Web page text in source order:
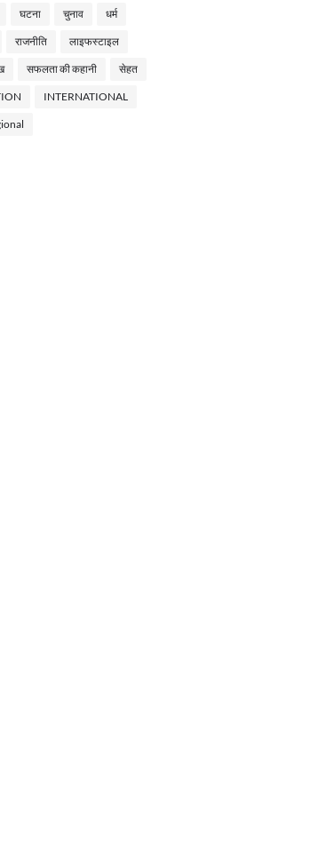
घटना चुनाव धर्म
राजनीति लाइफस्टाइल
सफलता की कहानी सेहत
INTERNATIONAL